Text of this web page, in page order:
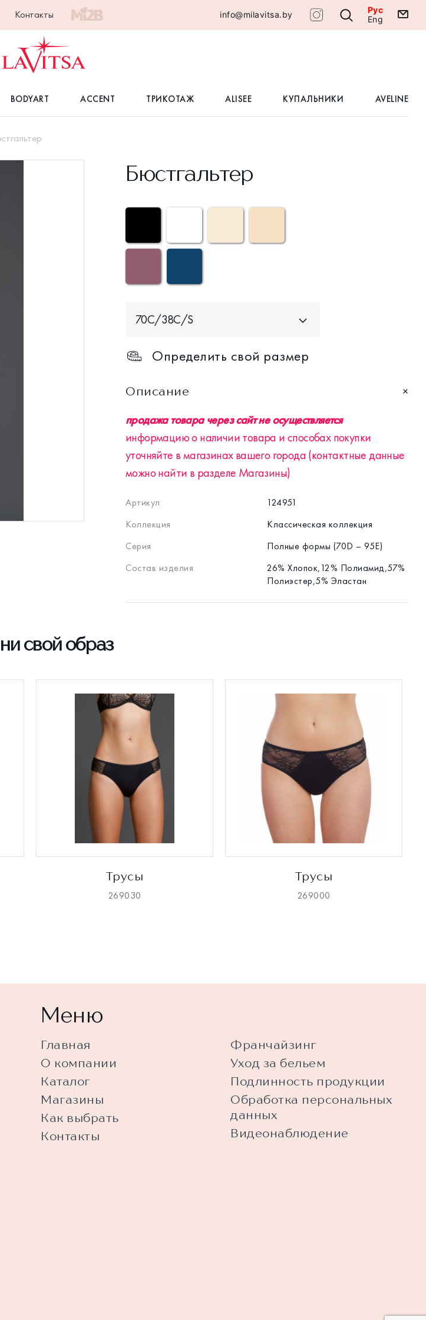
Контакты info@milavitsa.by
Рус
Eng
BODYART ACCENT ТРИКОТАЖ ALISEE КУПАЛЬНИКИ AVELINE
Бюстгальтер
70С/38С/S
Определить свой размер
Описание
продажа товара через сайт не осуществляется
информацию о наличии товара и способах покупки
уточняйте в магазинах вашего города (контактные данные
можно найти в разделе Магазины)
Артикул
124951
Коллекция
Классическая коллекция
Серия
Полные формы (70D – 95E)
Состав изделия
26% Хлопок,12% Полиамид,57%
Полиэстер,5% Эластан
свой образ
Трусы
269030
Трусы
269000
Меню
Главная
О компании
Каталог
Магазины
Как выбрать
Контакты
Франчайзинг
Уход за бельем
Подлинность продукции
Обработка персональных
данных
Видеонаблюдение